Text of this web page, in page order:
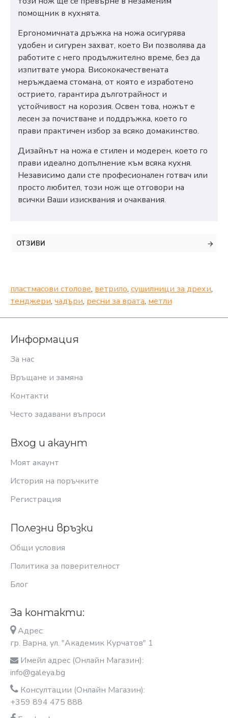
помощник в кухнята.
Ергономичната дръжка на ножа осигурява
удобен и сигурен захват, което Ви позволява да
работите с него продължително време, без да
изпитвате умора. Висококачествената
неръждаема стомана, от която е изработено
острието, гарантира дълготрайност и
устойчивост на корозия. Освен това, ножът е
лесен за почистване и поддръжка, което го
прави практичен избор за всяко домакинство.
Дизайнът на ножа е стилен и модерен, което го
прави идеално допълнение към всяка кухня.
Независимо дали сте професионален готвач или
просто любител, този нож ще отговори на
всички Ваши изисквания и очаквания.
ОТЗИВИ
пластмасови столове, ветрило, сушилници за дрехи,
тенджери, чадъри, ресни за врата, метли
Информация
За нас
Връщане и замяна
Контакти
Често задавани въпроси
Вход и акаунт
Моят акаунт
История на поръчките
Регистрация
Полезни връзки
Общи условия
Политика за поверителност
Блог
За контакти:
Адрес:
гр. Варна, ул. "Академик Курчатов" 1
Имейл адрес (Онлайн Магазин):
info@galeya.bg
Консултации (Онлайн Магазин):
+359 894 475 888